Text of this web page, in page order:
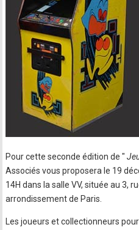
Pour cette seconde édition de "
Associés vous proposera le 19
14H dans la salle VV, située au 3,
arrondissement de Paris.
Les joueurs et collectionneurs